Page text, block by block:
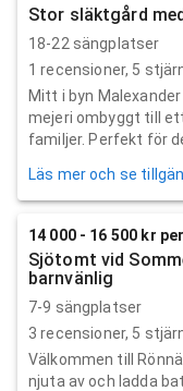
Stor släktgård
18-22 sängplatser
1 recensioner, 5
Mitt i byn
mejeri ombyggt till
familjer. Perfekt för
Läs mer och se
14 000 - 16 500 kr
Sjötomt vid
barnvänlig
7-9 sängplatser
3 recensioner, 5
Välkommen till
njuta av och ladda